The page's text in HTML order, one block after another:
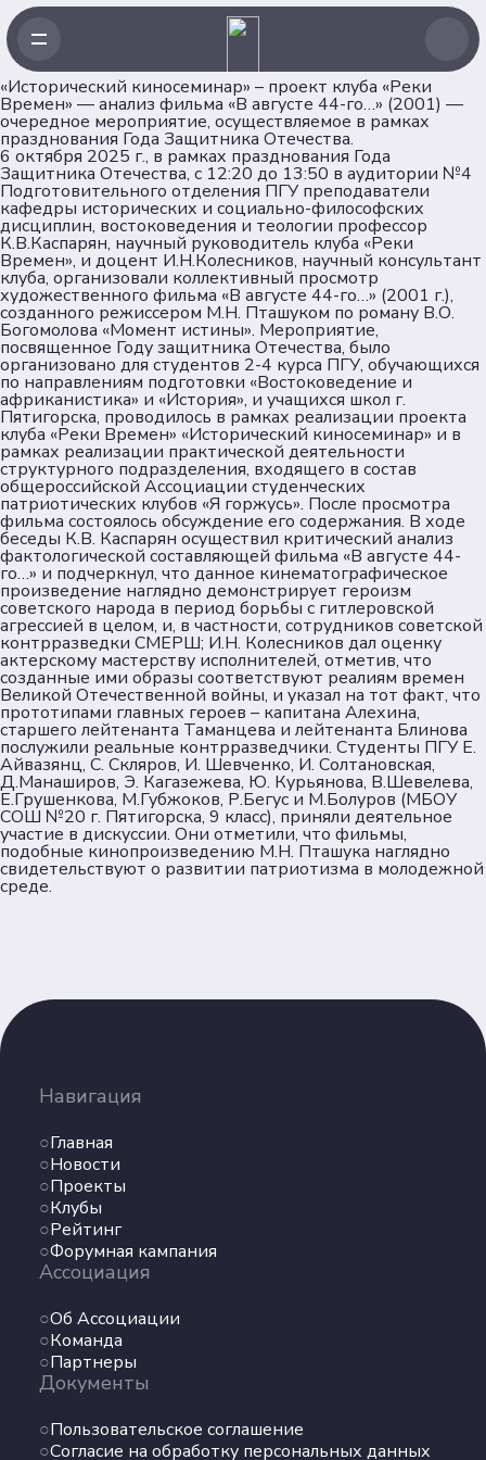
«Исторический киносеминар» – проект клуба «Реки
Времен» — анализ фильма «В августе 44-го…» (2001) —
очередное мероприятие, осуществляемое в рамках
празднования Года Защитника Отечества.
6 октября 2025 г., в рамках празднования Года
Защитника Отечества, с 12:20 до 13:50 в аудитории №4
Подготовительного отделения ПГУ преподаватели
кафедры исторических и социально-философских
дисциплин, востоковедения и теологии профессор
К.В.Каспарян, научный руководитель клуба «Реки
Времен», и доцент И.Н.Колесников, научный консультант
клуба, организовали коллективный просмотр
художественного фильма «В августе 44-го…» (2001 г.),
созданного режиссером М.Н. Пташуком по роману В.О.
Богомолова «Момент истины». Мероприятие,
посвященное Году защитника Отечества, было
организовано для студентов 2-4 курса ПГУ, обучающихся
по направлениям подготовки «Востоковедение и
африканистика» и «История», и учащихся школ г.
Пятигорска, проводилось в рамках реализации проекта
клуба «Реки Времен» «Исторический киносеминар» и в
рамках реализации практической деятельности
структурного подразделения, входящего в состав
общероссийской Ассоциации студенческих
патриотических клубов «Я горжусь». После просмотра
фильма состоялось обсуждение его содержания. В ходе
беседы К.В. Каспарян осуществил критический анализ
фактологической составляющей фильма «В августе 44-
го…» и подчеркнул, что данное кинематографическое
произведение наглядно демонстрирует героизм
советского народа в период борьбы с гитлеровской
агрессией в целом, и, в частности, сотрудников советской
контрразведки СМЕРШ; И.Н. Колесников дал оценку
актерскому мастерству исполнителей, отметив, что
созданные ими образы соответствуют реалиям времен
Великой Отечественной войны, и указал на тот факт, что
прототипами главных героев – капитана Алехина,
старшего лейтенанта Таманцева и лейтенанта Блинова
послужили реальные контрразведчики. Студенты ПГУ Е.
Айвазянц, С. Скляров, И. Шевченко, И. Солтановская,
Д.Манаширов, Э. Кагазежева, Ю. Курьянова, В.Шевелева,
Е.Грушенкова, М.Губжоков, Р.Бегус и М.Болуров (МБОУ
СОШ №20 г. Пятигорска, 9 класс), приняли деятельное
участие в дискуссии. Они отметили, что фильмы,
подобные кинопроизведению М.Н. Пташука наглядно
свидетельствуют о развитии патриотизма в молодежной
среде.
Навигация
Главная
Новости
Проекты
Клубы
Рейтинг
Форумная кампания
Ассоциация
Об Ассоциации
Команда
Партнеры
Документы
Пользовательское соглашение
Согласие на обработку персональных данных
Главная
Новости
Проекты
Клубы
Рейтинг
Форумная кампания
Об Ассоциации
Команда
Партнеры
Пользовательское соглашение
Согласие на обработку персональных данных
Политика обеспечения безопасности
персональных данных
сети
Телеграм
ВКонтакте
Max